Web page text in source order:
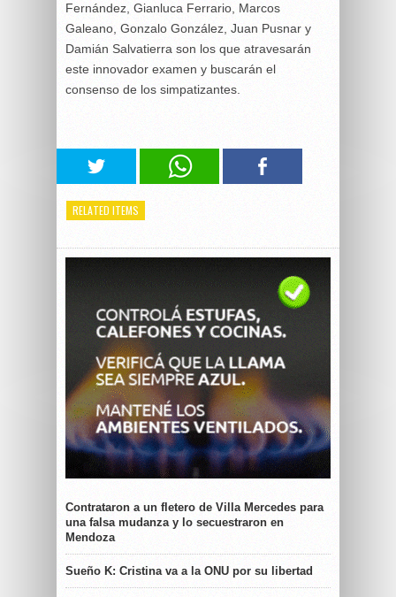
Fernández, Gianluca Ferrario, Marcos
Galeano, Gonzalo González, Juan Pusnar y
Damián Salvatierra son los que atravesarán
este innovador examen y buscarán el
consenso de los simpatizantes.
RELATED ITEMS
Contrataron a un fletero de Villa Mercedes para
una falsa mudanza y lo secuestraron en
Mendoza
Sueño K: Cristina va a la ONU por su libertad